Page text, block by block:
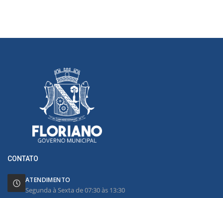
CONTATO
ATENDIMENTO
Segunda à Sexta de 07:30 às 13:30